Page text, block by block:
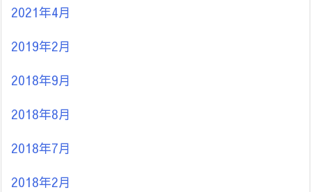
2021年4月
2019年2月
2018年9月
2018年8月
2018年7月
2018年2月